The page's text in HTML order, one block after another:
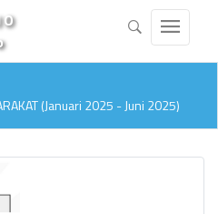
(Januari 2025 - Juni 2025)